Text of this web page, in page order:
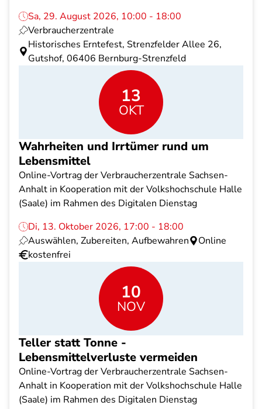
Sa, 29. August 2026, 10:00 - 18:00
Verbraucherzentrale
Historisches Erntefest, Strenzfelder Allee 26,
Gutshof, 06406 Bernburg-Strenzfeld
13
OKT
Wahrheiten und Irrtümer rund um
Lebensmittel
Online-Vortrag der Verbraucherzentrale Sachsen-
Anhalt in Kooperation mit der Volkshochschule Halle
(Saale) im Rahmen des Digitalen Dienstag
Di, 13. Oktober 2026, 17:00 - 18:00
Auswählen, Zubereiten, Aufbewahren
Online
kostenfrei
10
NOV
Teller statt Tonne -
Lebensmittelverluste vermeiden
Online-Vortrag der Verbraucherzentrale Sachsen-
Anhalt in Kooperation mit der Volkshochschule Halle
(Saale) im Rahmen des Digitalen Dienstag